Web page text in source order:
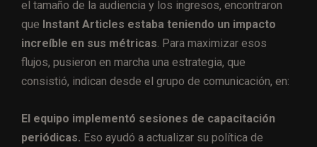
el tamaño de la audiencia y los ingresos, encontraron
que Instant Articles estaba teniendo un impacto
increíble en sus métricas. Para maximizar esos
flujos, pusieron en marcha una estrategia, que
consistió, indican desde el grupo de comunicación, en:
El equipo implementó sesiones de capacitación
periódicas. Eso ayudó a actualizar su política de